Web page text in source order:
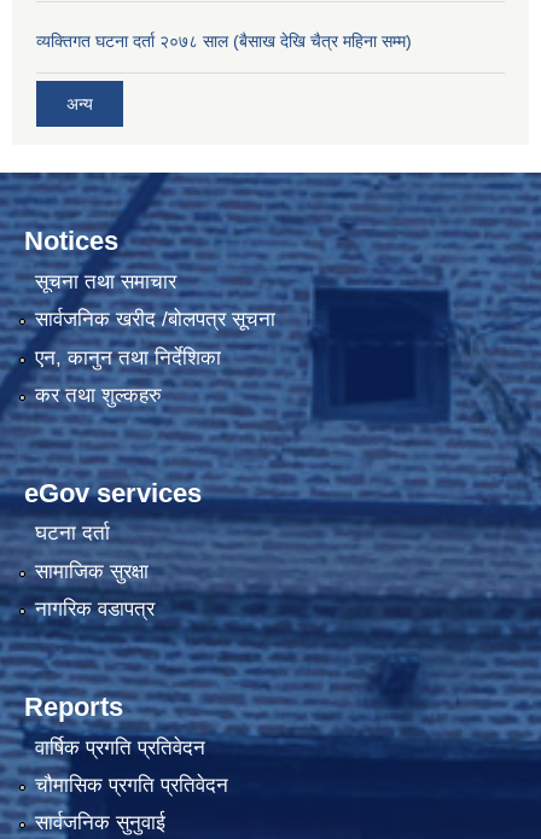
व्यक्तिगत घटना दर्ता २०७८ साल (बैसाख देखि चैत्र महिना सम्म)
अन्य
Notices
सूचना तथा समाचार
सार्वजनिक खरीद /बोलपत्र सूचना
एन, कानुन तथा निर्देशिका
कर तथा शुल्कहरु
eGov services
घटना दर्ता
सामाजिक सुरक्षा
नागरिक वडापत्र
Reports
वार्षिक प्रगति प्रतिवेदन
चौमासिक प्रगति प्रतिवेदन
सार्वजनिक सुनुवाई